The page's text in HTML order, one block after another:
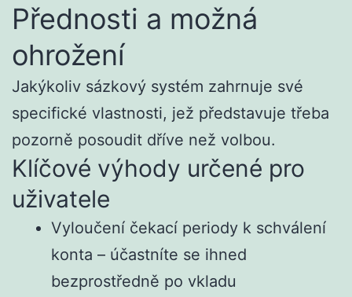
Přednosti a možná
ohrožení
Jakýkoliv sázkový systém zahrnuje své
specifické vlastnosti, jež představuje třeba
pozorně posoudit dříve než volbou.
Klíčové výhody určené pro
uživatele
Vyloučení čekací periody k schválení
konta – účastníte se ihned
bezprostředně po vkladu